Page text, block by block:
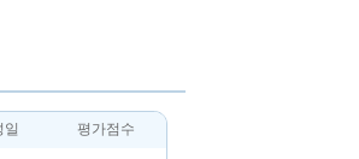
일 평가점수